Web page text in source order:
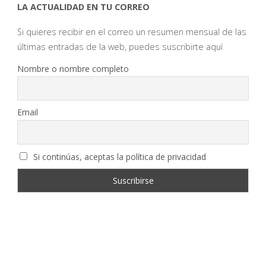
LA ACTUALIDAD EN TU CORREO
Si quieres recibir en el correo un resumen mensual de las
últimas entradas de la web, puedes suscribirte aquí
Nombre o nombre completo
Email
Si continúas, aceptas la política de privacidad